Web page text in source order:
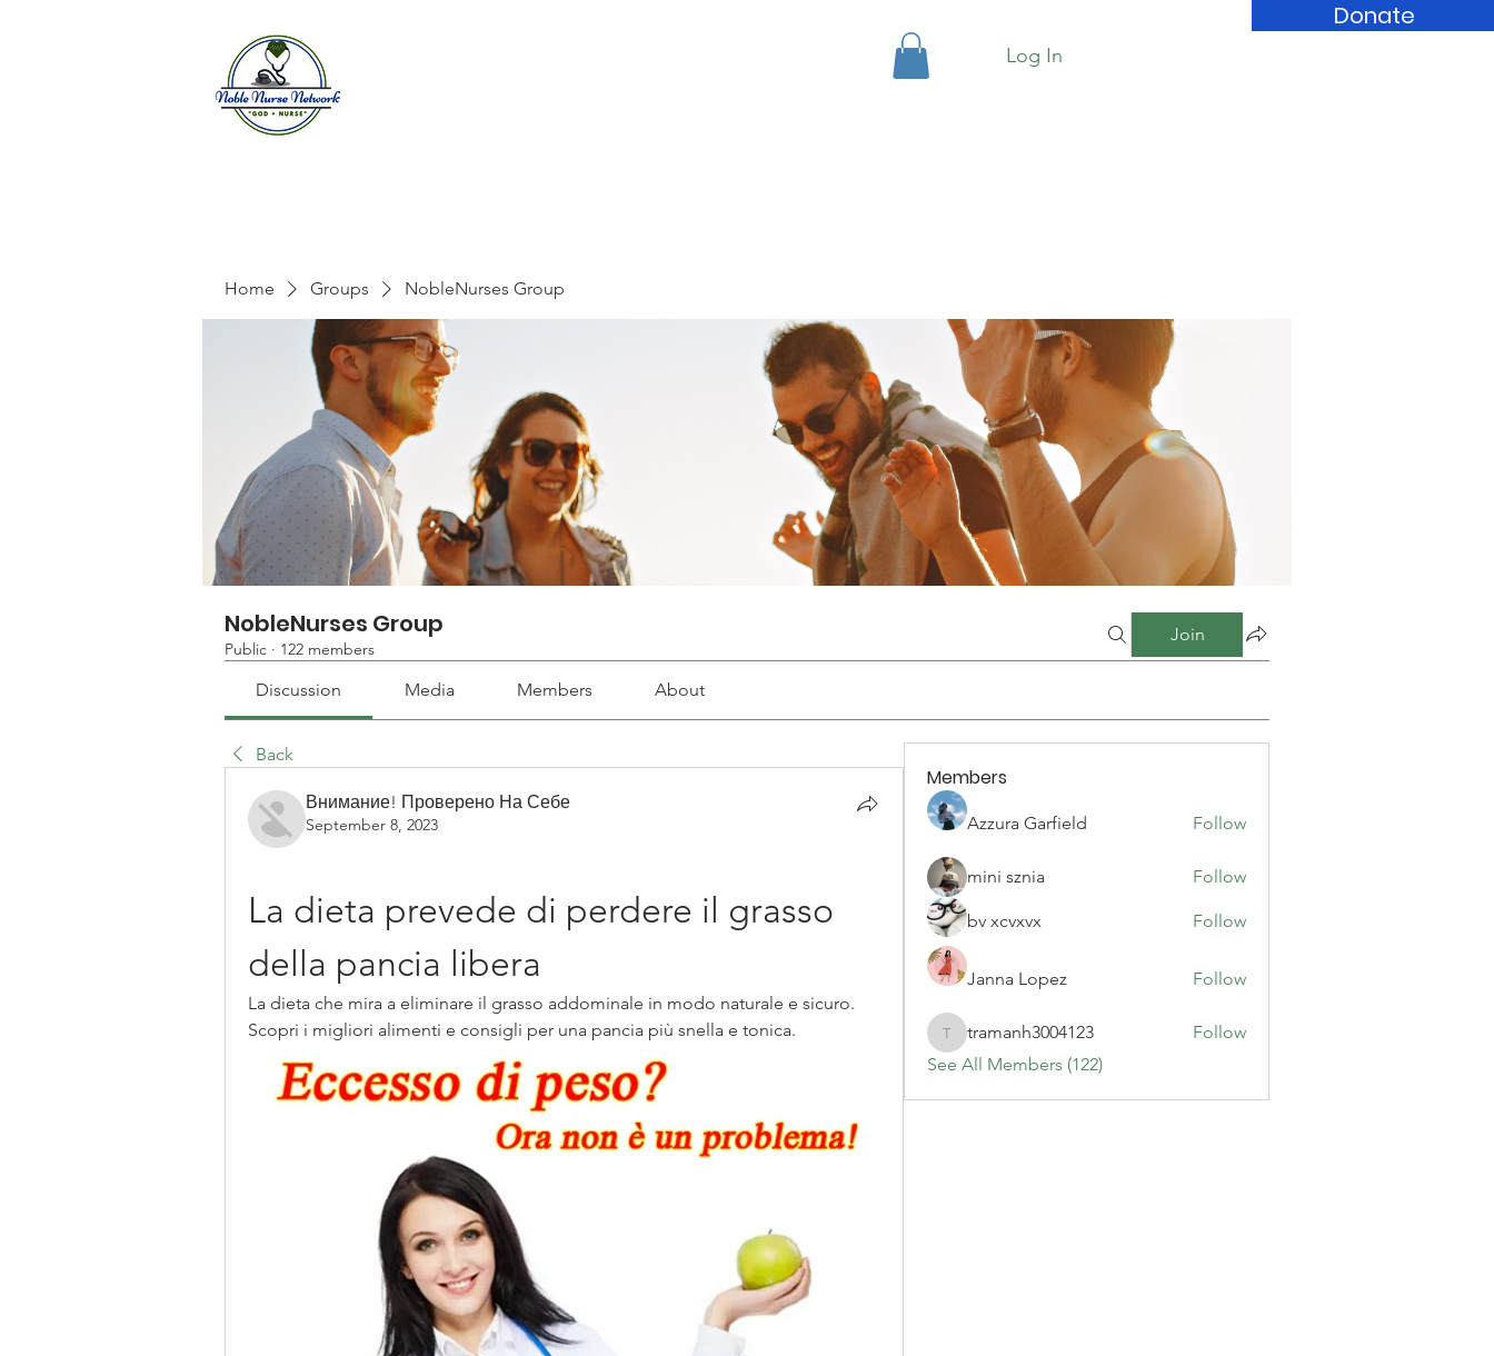
Donate
Log In
Home Groups NobleNurses Group
NobleNurses Group
Public · 122 members
Join
Discussion Media Members About
Back
Внимание! Проверено На Себе
September 8, 2023
La dieta prevede di perdere il grasso
della pancia libera
La dieta che mira a eliminare il grasso addominale in modo naturale e sicuro.
Scopri i migliori alimenti e consigli per una pancia più snella e tonica.
Members
Azzura Garfield Follow
mini sznia Follow
bv xcvxvx Follow
Janna Lopez Follow
tramanh3004123
tramanh3004123
Follow
See All Members (122)